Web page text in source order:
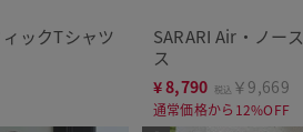
ックTシャツ
SARARI Air・ノー
ス
¥8,790 税込 ￥9,669
通常価格から12%OFF